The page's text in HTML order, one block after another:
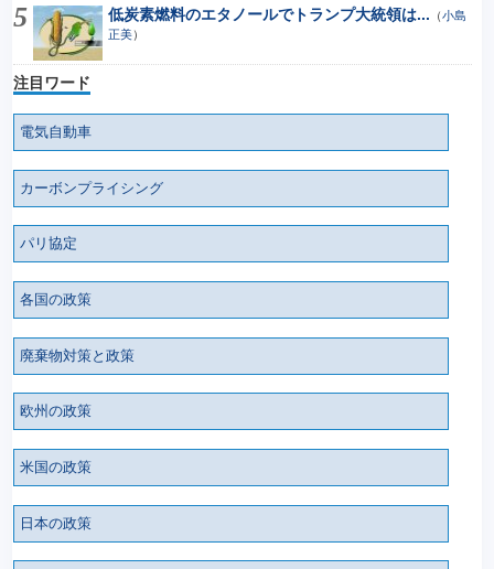
低炭素燃料のエタノールでトランプ大統領は... （小島
正美）
注目ワード
電気自動車
カーボンプライシング
パリ協定
各国の政策
廃棄物対策と政策
欧州の政策
米国の政策
日本の政策